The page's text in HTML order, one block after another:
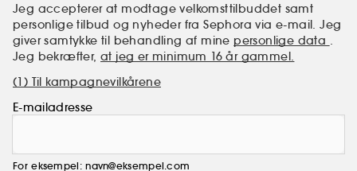
Jeg accepterer at modtage velkomsttilbuddet samt
personlige tilbud og nyheder fra Sephora via e-mail. Jeg
giver samtykke til behandling af mine personlige data .
Jeg bekræfter,at jeg er minimum 16 år gammel.
(1) Til kampagnevilkårene
E-mailadresse
For eksempel: navn@eksempel.com